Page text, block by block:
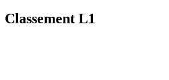
Classement L1